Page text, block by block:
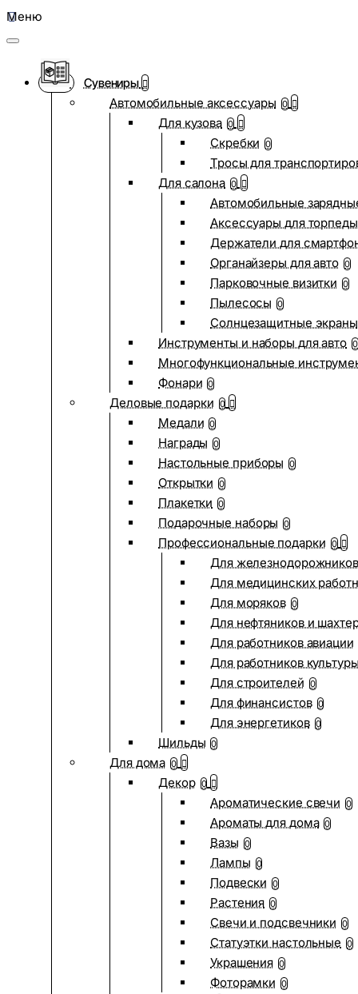
Меню
Сувениры
Автомобильные аксессуары 0
Для кузова 0
Скребки 0
Тросы для
Для салона 0
Автомобильные
Аксессуары для
Держатели для
Органайзеры для авто 0
Парковочные визитки 0
Пылесосы 0
Солнцезащитные экраны
Инструменты и наборы для авто 0
Многофункциональные
Фонари 0
Деловые подарки 0
Медали 0
Награды 0
Настольные приборы 0
Открытки 0
Плакетки 0
Подарочные наборы 0
Профессиональные подарки 0
Для железнодорожников
Для медицинских
Для моряков 0
Для нефтяников и
Для работников авиации
Для работников
Для строителей 0
Для финансистов 0
Для энергетиков 0
Шильды 0
Для дома 0
Декор 0
Ароматические свечи 0
Ароматы для дома 0
Вазы 0
Лампы 0
Подвески 0
Растения 0
Свечи и подсвечники 0
Статуэтки настольные 0
Украшения 0
Фоторамки 0